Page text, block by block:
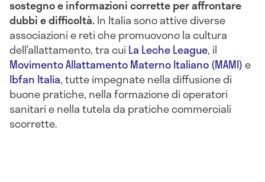
sostegno e informazioni corrette per affrontare
dubbi e difficoltà.In Italia sono attive diverse
associazioni e reti che promuovono la cultura
dell’allattamento, tra cui La Leche League, il
Movimento Allattamento Materno Italiano (MAMI)e
Ibfan Italia, tutte impegnate nella diffusione di
buone pratiche, nella formazione di operatori
sanitari e nella tutela da pratiche commerciali
scorrette.